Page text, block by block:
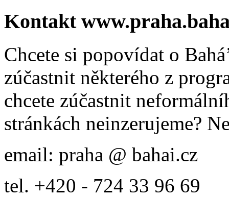
Kontakt
Chcete si popovídat o
zúčastnit některého z
chcete zúčastnit
stránkách neinzerujeme?
email: praha @ bahai.cz
tel. +420 - 724 33 96 69